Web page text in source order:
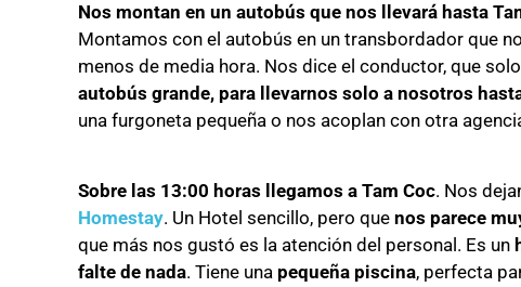
Nos montan en un autobús que nos llevará hasta
Montamos con el autobús en un transbordador que
menos de media hora. Nos dice el conductor, que
autobús grande, para llevarnos solo a nosotros
una furgoneta pequeña o nos acoplan con otra
Sobre las 13:00 horas llegamos a Tam Coc. Nos
Homestay. Un Hotel sencillo, pero que nos parece
que más nos gustó es la atención del personal. Es un
falte de nada. Tiene una pequeña piscina, perfecta